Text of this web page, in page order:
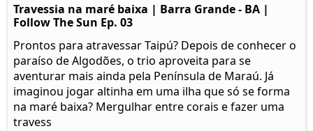
Travessia na maré baixa | Barra Grande - BA |
Follow The Sun Ep. 03
Prontos para atravessar Taipú? Depois de conhecer o
paraíso de Algodões, o trio aproveita para se
aventurar mais ainda pela Península de Maraú. Já
imaginou jogar altinha em uma ilha que só se forma
na maré baixa? Mergulhar entre corais e fazer uma
travess